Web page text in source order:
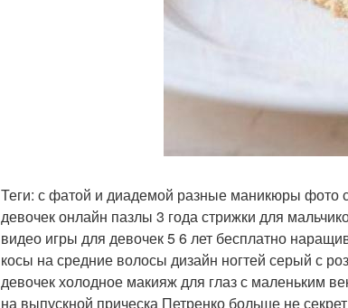
Теги: с фатой и диадемой разные маникюры фото
девочек онлайн пазлы 3 года стрижки для
видео игры для девочек 5 6 лет бесплатно
косы на средние волосы дизайн ногтей серый с
девочек холодное макияж для глаз с маленьким
на выпускной прическа Петренко больше не